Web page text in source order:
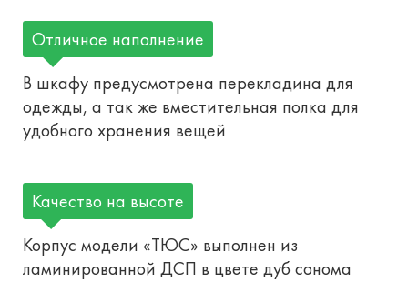
Отличное наполнение
В шкафу предусмотрена перекладина для
одежды, а так же вместительная полка для
удобного хранения вещей
Качество на высоте
Корпус модели «ТЮС» выполнен из
ламинированной ДСП в цвете дуб сонома